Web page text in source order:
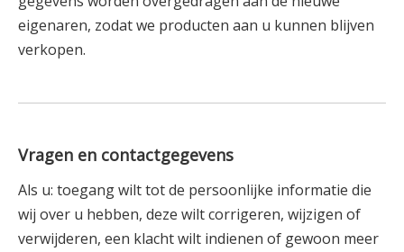
eigenaren, zodat we producten aan u kunnen blijven
verkopen.
Vragen en contactgegevens
Als u: toegang wilt tot de persoonlijke informatie die
wij over u hebben, deze wilt corrigeren, wijzigen of
verwijderen, een klacht wilt indienen of gewoon meer